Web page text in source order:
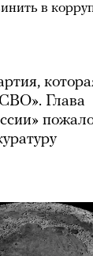
в
Глава